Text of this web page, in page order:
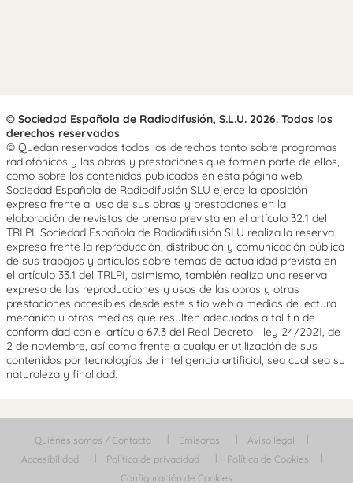
© Sociedad Española de Radiodifusión, S.L.U. 2026. Todos los
derechos reservados
© Quedan reservados todos los derechos tanto sobre programas
radiofónicos y las obras y prestaciones que formen parte de ellos,
como sobre los contenidos publicados en esta página web.
Sociedad Española de Radiodifusión SLU ejerce la oposición
expresa frente al uso de sus obras y prestaciones en la
elaboración de revistas de prensa prevista en el artículo 32.1 del
TRLPI. Sociedad Española de Radiodifusión SLU realiza la reserva
expresa frente la reproducción, distribución y comunicación pública
de sus trabajos y artículos sobre temas de actualidad prevista en
el artículo 33.1 del TRLPI, asimismo, también realiza una reserva
expresa de las reproducciones y usos de las obras y otras
prestaciones accesibles desde este sitio web a medios de lectura
mecánica u otros medios que resulten adecuados a tal fin de
conformidad con el artículo 67.3 del Real Decreto - ley 24/2021, de
2 de noviembre, así como frente a cualquier utilización de sus
contenidos por tecnologías de inteligencia artificial, sea cual sea su
naturaleza y finalidad.
Quiénes somos / Contacta Emisoras
Aviso legal
Accesibilidad
Política de privacidad
Política de Cookies
Configuración de Cookies